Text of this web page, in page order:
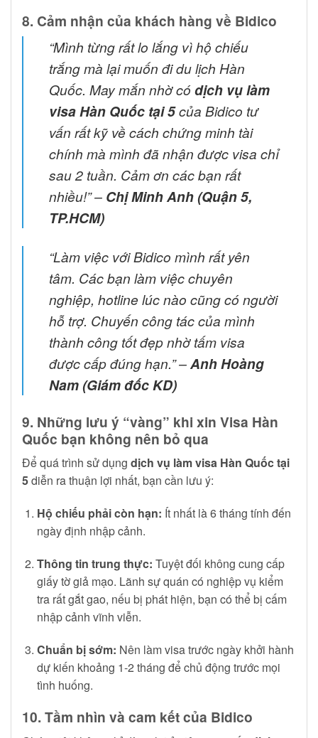
8. Cảm nhận của khách hàng về Bidico
“Mình từng rất lo lắng vì hộ chiếu
trắng mà lại muốn đi du lịch Hàn
Quốc. May mắn nhờ códịch vụ làm
visa Hàn Quốc tại 5của Bidico tư
vấn rất kỹ về cách chứng minh tài
chính mà mình đã nhận được visa chỉ
sau 2 tuần. Cảm ơn các bạn rất
nhiều!”– Chị Minh Anh (Quận 5,
TP.HCM)
“Làm việc với Bidico mình rất yên
tâm. Các bạn làm việc chuyên
nghiệp, hotline lúc nào cũng có người
hỗ trợ. Chuyến công tác của mình
thành công tốt đẹp nhờ tấm visa
được cấp đúng hạn.”–Anh Hoàng
Nam (Giám đốc KD)
9. Những lưu ý “vàng” khi xin Visa Hàn
Quốc bạn không nên bỏ qua
Để quá trình sử dụng dịch vụ làm visa Hàn Quốc tại
5diễn ra thuận lợi nhất, bạn cần lưu ý:
Hộ chiếu phải còn hạn: Ít nhất là 6 tháng tính đến
ngày định nhập cảnh.
Thông tin trung thực: Tuyệt đối không cung cấp
giấy tờ giả mạo. Lãnh sự quán có nghiệp vụ kiểm
tra rất gắt gao, nếu bị phát hiện, bạn có thể bị cấm
nhập cảnh vĩnh viễn.
Chuẩn bị sớm: Nên làm visa trước ngày khởi hành
dự kiến khoảng 1-2 tháng để chủ động trước mọi
tình huống.
10. Tầm nhìn và cam kết của Bidico